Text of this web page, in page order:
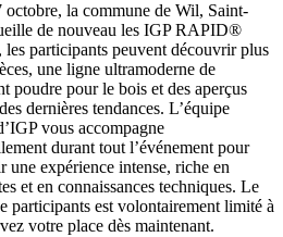
octobre, la commune de Wil, Saint-
de nouveau les IGP RAPID®
les participants peuvent découvrir plus
une ligne ultramoderne de
poudre pour le bois et des aperçus
dernières tendances. L’équipe
vous accompagne
durant tout l’événement pour
une expérience intense, riche en
et en connaissances techniques. Le
participants est volontairement limité à
votre place dès maintenant.